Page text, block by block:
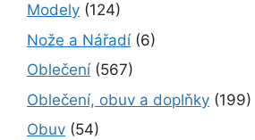
Modely (124)
Nože a Nářadí (6)
Oblečení (567)
Oblečení, obuv a doplňky (199)
Obuv (54)